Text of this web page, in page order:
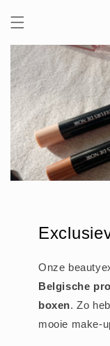
naar de
content
Onze
Belgische
boxen. Zo
mooie make-